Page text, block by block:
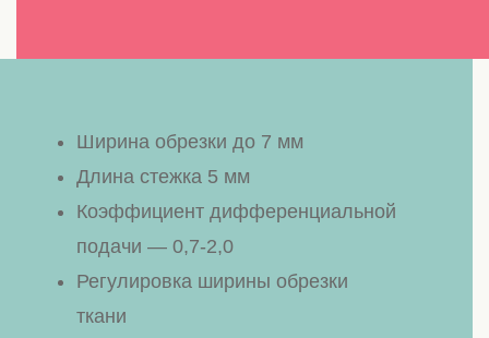
Ширина обрезки до 7 мм
Длина стежка 5 мм
Коэффициент дифференциальной
подачи — 0,7-2,0
Регулировка ширины обрезки
ткани